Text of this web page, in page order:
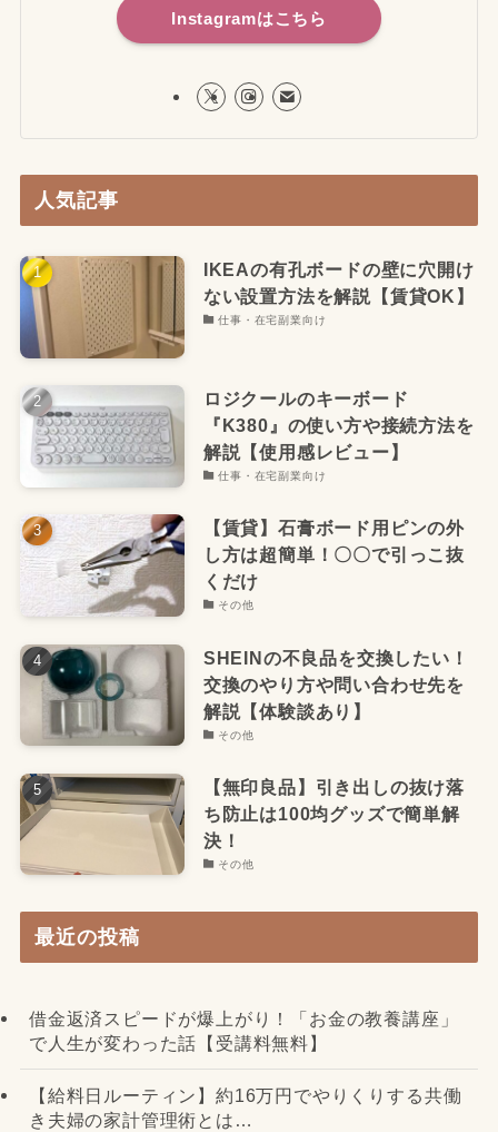
Instagramはこちら
人気記事
IKEAの有孔ボードの壁に穴開け
ない設置方法を解説【賃貸OK】
仕事・在宅副業向け
ロジクールのキーボード
『K380』の使い方や接続方法を
解説【使用感レビュー】
仕事・在宅副業向け
【賃貸】石膏ボード用ピンの外
し方は超簡単！〇〇で引っこ抜
くだけ
その他
SHEINの不良品を交換したい！
交換のやり方や問い合わせ先を
解説【体験談あり】
その他
【無印良品】引き出しの抜け落
ち防止は100均グッズで簡単解
決！
その他
最近の投稿
借金返済スピードが爆上がり！「お金の教養講座」
で人生が変わった話【受講料無料】
【給料日ルーティン】約16万円でやりくりする共働
き夫婦の家計管理術とは…